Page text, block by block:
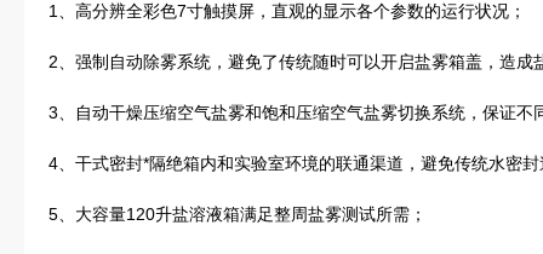
1、高分辨全彩色7寸触摸屏，直观的显示各个参数的运行状况；
2、强制自动除雾系统，避免了传统随时可以开启盐雾箱盖，造
3、自动干燥压缩空气盐雾和饱和压缩空气盐雾切换系统，保证不
4、干式密封*隔绝箱内和实验室环境的联通渠道，避免传统水密
5、大容量120升盐溶液箱满足整周盐雾测试所需；